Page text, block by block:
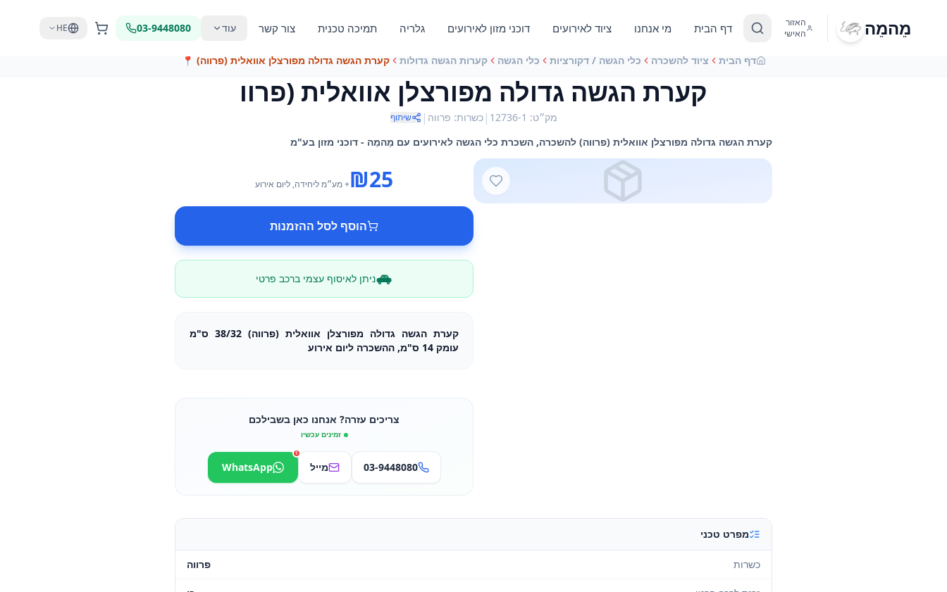
03-9448080
HE דף הבית מי אנחנו ציוד לאירועים דוכני מזון לאירועים גלריה תמיכה טכנית צור קשר עוד מֵהמֵה
האזור
האישי
דף הבית ציוד להשכרה כלי הגשה / דקורציות כלי הגשה קערות הגשה גדולות קערת הגשה גדולה מפורצלן אוואלית (פרווה) 📍
קערת הגשה גדולה מפורצלן אוואלית (פרוו
מק״ט:
12736-1
|כשרות: פרווה | שיתוף
קערת הגשה גדולה מפורצלן אוואלית (פרווה) להשכרה, השכרת כלי הגשה לאירועים עם מֵהמֵה - דוכני מזון בע"מ
₪25 + מע״מליחידה, ליום אירוע
הוסף לסל ההזמנות
ניתן לאיסוף עצמי ברכב פרטי
קערת הגשה גדולה מפורצלן אוואלית (פרווה) 38/32 ס"מ
עומק 14 ס"מ, ההשכרה ליום אירוע
צריכים עזרה? אנחנו כאן בשבילכם
זמינים עכשיו
03-9448080 מייל WhatsApp
1
מפרט טכני
כשרות פרווה